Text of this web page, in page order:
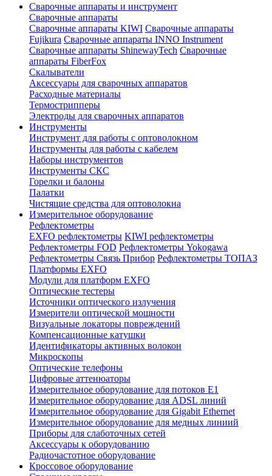
Сварочные аппараты и инструмент
Сварочные аппараты
Сварочные аппараты KIWI Сварочные аппараты
Fujikura Сварочные аппараты INNO Instrument
Сварочные аппараты ShinewayTech Cварочные
аппараты FiberFox
Скалыватели
Аксессуары для сварочных аппаратов
Расходные материалы
Термострипперы
Электроды для сварочных аппаратов
Инструменты
Инструмент для работы с оптоволокном
Инструменты для работы с кабелем
Наборы инструментов
Инструменты СКС
Горелки и балоны
Палатки
Чистящие средства для оптоволокна
Измерительное оборудование
Рефлектометры
EXFO рефлектометры KIWI рефлектометры
Рефлектометры FOD Рефлектометры Yokogawa
Рефлектометры Связь Прибор Рефлектометры ТОПАЗ
Платформы EXFO
Модули для платформ EXFO
Оптические тестеры
Источники оптического излучения
Измерители оптической мощности
Визуальные локаторы повреждений
Компенсационные катушки
Идентификаторы активных волокон
Микроскопы
Оптические телефоны
Цифровые аттенюаторы
Измерительное оборудование для потоков Е1
Измерительное оборудование для ADSL линий
Измерительное оборудование для Gigabit Ethernet
Измерительное оборудование для медных линиий
Приборы для слаботочных сетей
Аксессуары к оборудованию
Радиочастотное оборудование
Кроссовое оборудование